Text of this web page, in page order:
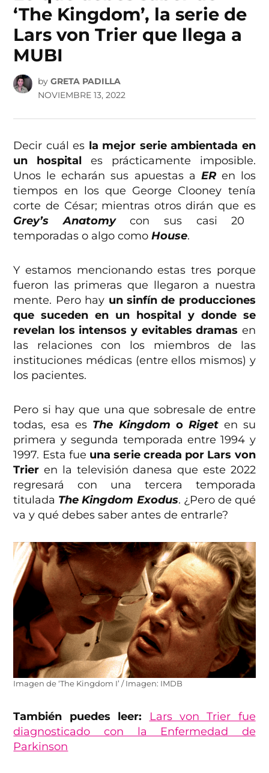
‘The Kingdom’, la serie de
Lars von Trier que llega a
MUBI
by GRETA PADILLA
NOVIEMBRE 13, 2022
Decir cuál es la mejor serie ambientada en
un hospital es prácticamente imposible.
Unos le echarán sus apuestas a ER en los
tiempos en los que George Clooney tenía
corte de César; mientras otros dirán que es
Grey’s Anatomy
con sus casi 20
temporadas o algo comoHouse.
Y estamos mencionando estas tres porque
fueron las primeras que llegaron a nuestra
mente. Pero hay un sinfín de producciones
que suceden en un hospital y donde se
revelan los intensos y evitables dramas en
las relaciones con los miembros de las
instituciones médicas (entre ellos mismos) y
los pacientes.
Pero si hay que una que sobresale de entre
todas, esa es The Kingdom o Rigeten su
primera y segunda temporada entre 1994 y
1997. Esta fue una serie creada por Lars von
Trieren la televisión danesa que este 2022
regresará con una tercera temporada
titulada The Kingdom Exodus. ¿Pero de qué
va y qué debes saber antes de entrarle?
Imagen de ‘The Kingdom I’ / Imagen: IMDB
También puedes leer:
Lars von Trier fue
diagnosticado con la Enfermedad de
Parkinson